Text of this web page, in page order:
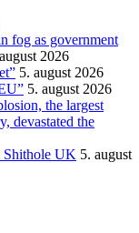
fog as government
2026
5. august 2026
5. august 2026
the largest
devastated the
Shithole UK 5. august